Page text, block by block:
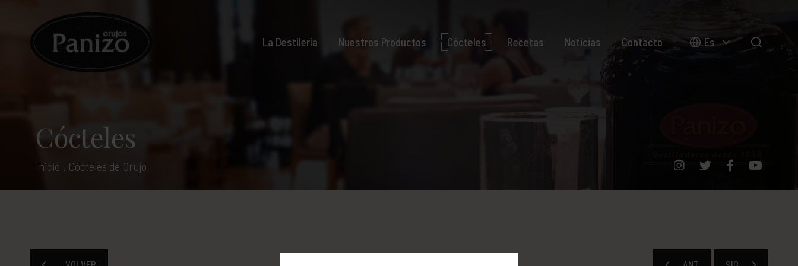
La Destilería Nuestros Productos Cócteles Recetas Noticias Contacto Es
Cócteles
Inicio . Cócteles de Orujo